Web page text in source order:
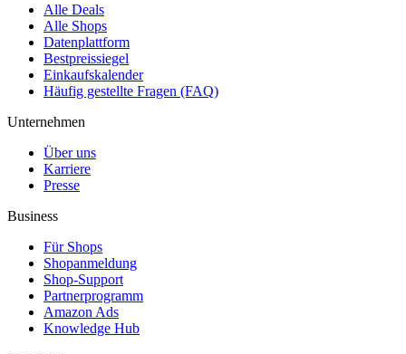
Alle Deals
Alle Shops
Datenplattform
Bestpreissiegel
Einkaufskalender
Häufig gestellte Fragen (FAQ)
Unternehmen
Über uns
Karriere
Presse
Business
Für Shops
Shopanmeldung
Shop-Support
Partnerprogramm
Amazon Ads
Knowledge Hub